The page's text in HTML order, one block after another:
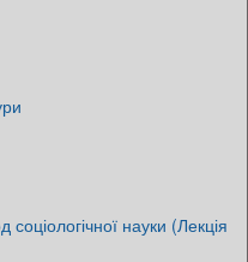
науки (Лекція